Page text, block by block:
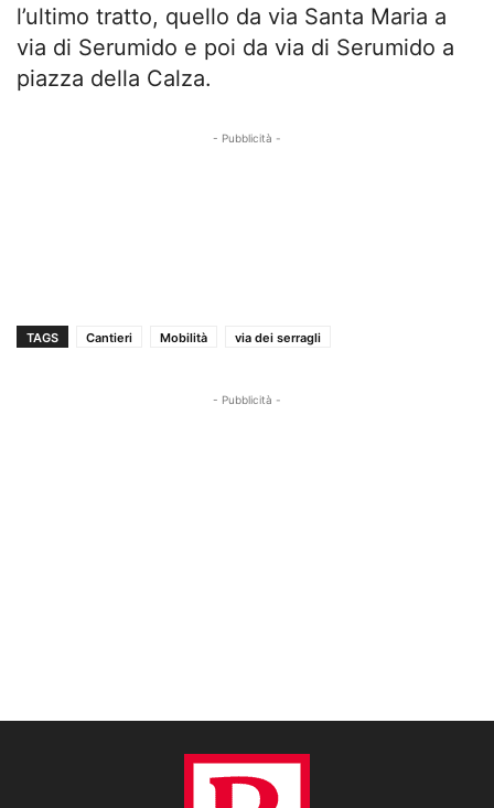
l’ultimo tratto, quello da via Santa Maria a
via di Serumido e poi da via di Serumido a
piazza della Calza.
- Pubblicità -
TAGS Cantieri Mobilità via dei serragli
- Pubblicità -